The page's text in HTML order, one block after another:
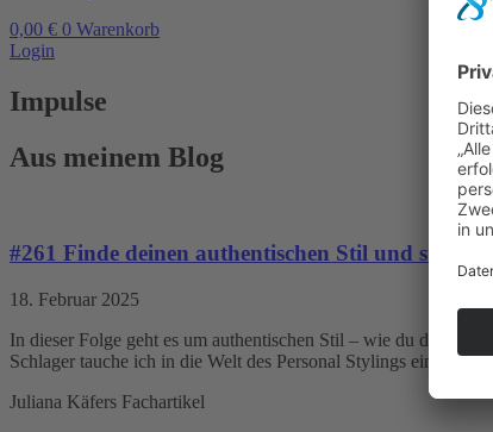
0,00 € 0 Warenkorb
Login
Impulse
Aus meinem Blog
#261 Finde deinen authentischen Stil und strahle
18. Februar 2025
In dieser Folge geht es um authentischen Stil – wie du deinen
Schlager tauche ich in die Welt des Personal Stylings ein und
Juliana Käfers Fachartikel